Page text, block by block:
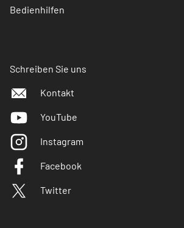
Bedienhilfen
Schreiben Sie uns
Kontakt
YouTube
Instagram
Facebook
Twitter